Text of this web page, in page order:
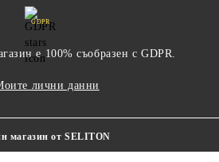
GDPR
е 100% съобразен с GDPR.
лични данни
магазин от SELITON